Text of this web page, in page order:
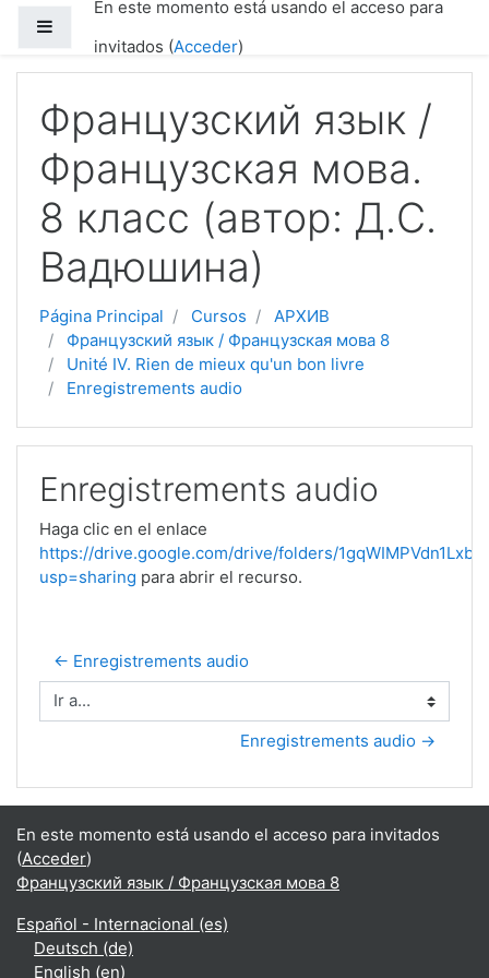
Saltar a contenido principal
En este momento está usando el acceso para
invitados (Acceder)
Французский язык /
Французская мова.
8 класс (автор: Д.С.
Вадюшина)
Página Principal Cursos
АРХИВ
Французский язык / Французская мова 8
Unité IV. Rien de mieux qu'un bon livre
Enregistrements audio
Enregistrements audio
Haga clic en el enlace
https://drive.google.com/drive/folders/
usp=sharing para abrir el recurso.
← Enregistrements audio
Ir a...
Enregistrements audio →
En este momento está usando el acceso para invitados
(Acceder)
Французский язык / Французская мова 8
Español - Internacional ‎(es)‎
Deutsch ‎(de)‎
English ‎(en)‎